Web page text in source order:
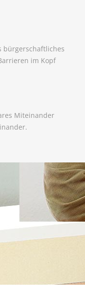
bürgerschaftliches
im Kopf
Miteinander